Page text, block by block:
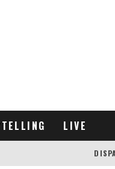
LIVE